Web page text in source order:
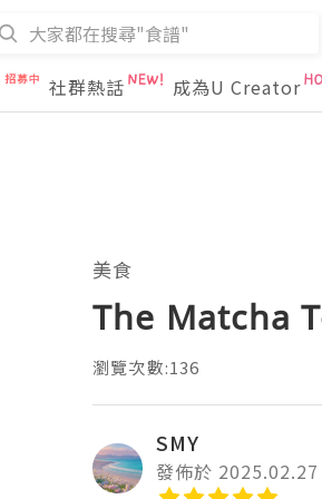
社群熱話 成為U Creator
美食
The Matcha
瀏覽次數:136
SMY
發佈於 2025.02.27